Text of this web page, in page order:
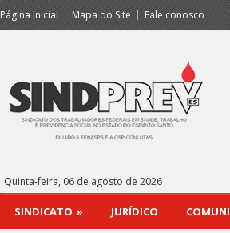
Página Inicial Mapa do Site Fale conosco
Quinta-feira, 06 de agosto de 2026
SINDICATO » JURÍDICO